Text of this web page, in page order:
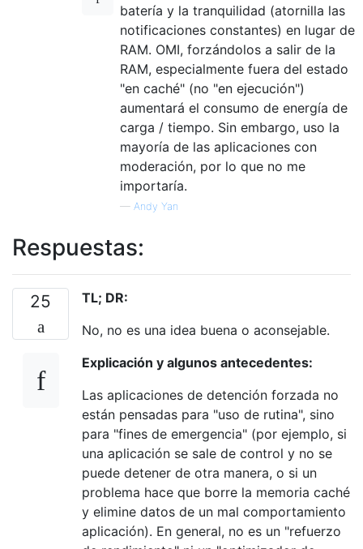
batería y la tranquilidad (atornilla las
notificaciones constantes) en lugar de
RAM. OMI, forzándolos a salir de la
RAM, especialmente fuera del estado
"en caché" (no "en ejecución")
aumentará el consumo de energía de
carga / tiempo. Sin embargo, uso la
mayoría de las aplicaciones con
moderación, por lo que no me
importaría.
— Andy Yan
Respuestas:
25
TL; DR:
No, no es una idea buena o aconsejable.
Explicación y algunos antecedentes:
Las aplicaciones de detención forzada no
están pensadas para "uso de rutina", sino
para "fines de emergencia" (por ejemplo, si
una aplicación se sale de control y no se
puede detener de otra manera, o si un
problema hace que borre la memoria caché
y elimine datos de un mal comportamiento
aplicación). En general, no es un "refuerzo